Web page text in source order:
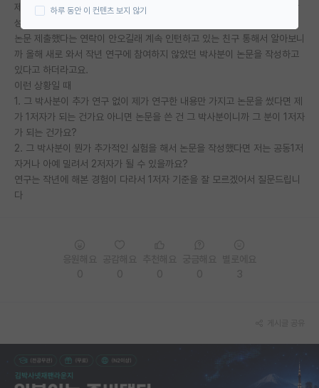
연구실(PI) 홍보 게시판
석박사 채용 정보 게시판
임용 정보 게시판
학부 인턴 게시판
취업 게시판
임용 후기 게시판
학술 정보 게시판
홍보 게시판
제가 건강이 너무 안좋아져서 저는 논문에 필요한 실험까지만 하고 논문 작
성은 교수님이 하시는 걸로 하고 실험 다 마치고 저는 그만 뒀습니다. 근데
논문 제출했다는 연락이 안오길래 계속 인턴하고 있는 친구 통해서 알아보니
까 올해 새로 와서 작년 연구에 참여하지 않았던 박사분이 논문을 작성하고
있다고 하더라고요.
이런 상황일 때
1. 그 박사분이 추가 연구 없이 제가 연구한 내용만 가지고 논문을 썼다면 제
가 1저자가 되는 건가요 아니면 논문을 쓴 건 그 박사분이니까 그 분이 1저자
가 되는 건가요?
2. 그 박사분이 뭔가 추가적인 실험을 해서 논문을 작성했다면 저는 공동1저
자거나 아예 밀려서 2저자가 될 수 있을까요?
연구는 작년에 해본 경험이 다라서 1저자 기준을 잘 모르겠어서 질문드립니
다
하루 동안 이 컨텐츠 보지 않기